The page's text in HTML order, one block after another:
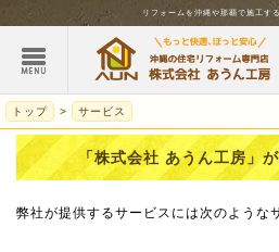
リフォームを 沖縄や那覇で施工す
トップ サービス
「株式会社 あうん工房」
弊社が提供するサービスには次のような